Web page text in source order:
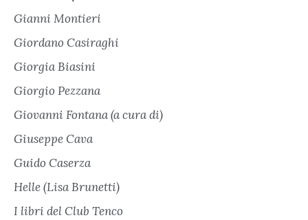
Gianni Montieri
Giordano Casiraghi
Giorgia Biasini
Giorgio Pezzana
Giovanni Fontana (a cura di)
Giuseppe Cava
Guido Caserza
Helle (Lisa Brunetti)
I libri del Club Tenco